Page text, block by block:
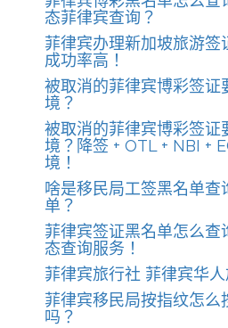
态菲律宾查询？
菲律宾办理新加坡旅游签
成功率高！
被取消的菲律宾博彩签证
境？
被取消的菲律宾博彩签证
境？降签 + OTL + NBI +
境！
啥是移民局工签黑名单查
单？
菲律宾签证黑名单怎么查
态查询服务！
菲律宾旅行社 菲律宾华
菲律宾移民局按指纹怎么
吗？